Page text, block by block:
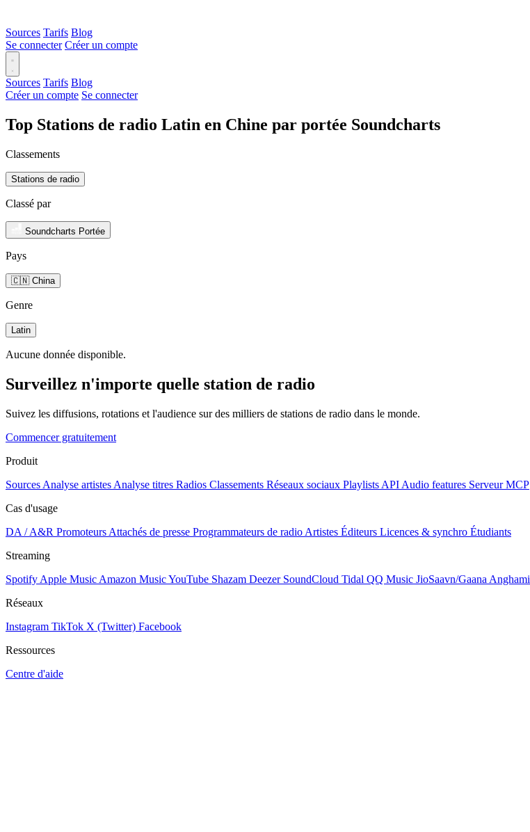
Sources Tarifs Blog
Se connecter Créer un compte
Sources Tarifs Blog
Créer un compte Se connecter
Top Stations de radio Latin en Chine par portée Soundcharts
Classements
Stations de radio
Classé par
Soundcharts Portée
Pays
🇨🇳 China
Genre
Latin
Aucune donnée disponible.
Surveillez n'importe quelle station de radio
Suivez les diffusions, rotations et l'audience sur des milliers de stations de radio dans le monde.
Commencer gratuitement
Produit
Sources Analyse artistes Analyse titres Radios Classements Réseaux sociaux Playlists API Audio features Serveur MCP
Cas d'usage
DA / A&R Promoteurs Attachés de presse Programmateurs de radio Artistes Éditeurs Licences & synchro Étudiants
Streaming
Spotify Apple Music Amazon MusicYouTube Shazam Deezer SoundCloud Tidal QQ Music JioSaavn/Gaana Anghami
Réseaux
Instagram TikTok X (Twitter) Facebook
Ressources
Centre d'aide